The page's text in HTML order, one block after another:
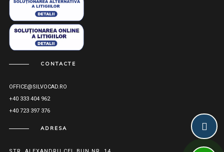
CONTACTE
OFFICE@SILVOCAD.RO
+40 333 404 962
+40 723 397 376
ADRESA